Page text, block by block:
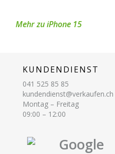
Mehr zu iPhone 15
KUNDENDIENST
041 525 85 85
kundendienst@verkaufen.ch
Montag – Freitag
09:00 – 12:00
Google